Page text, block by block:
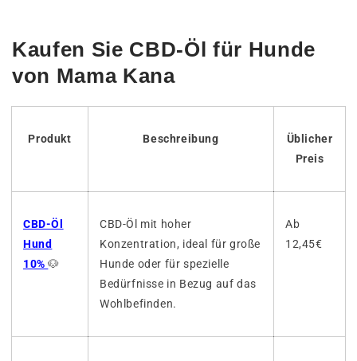
Kaufen Sie CBD-Öl für Hunde
von Mama Kana
Produkt Beschreibung
Üblicher
Preis
CBD-Öl
Hund
10%🐶
CBD-Öl mit hoher
Konzentration, ideal für große
Hunde oder für spezielle
Bedürfnisse in Bezug auf das
Wohlbefinden.
Ab
12,45€